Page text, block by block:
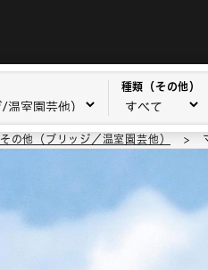
種類（その他）
その他（ブリッジ／温室園芸他） >